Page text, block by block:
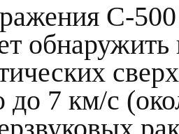
С-500
обнаружить
до 7 км/с